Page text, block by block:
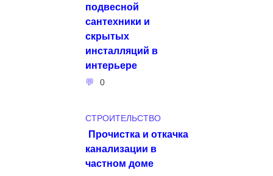
подвесной
сантехники и
скрытых
инсталляций в
интерьере
0
СТРОИТЕЛЬСТВО
Прочистка и откачка
канализации в
частном доме